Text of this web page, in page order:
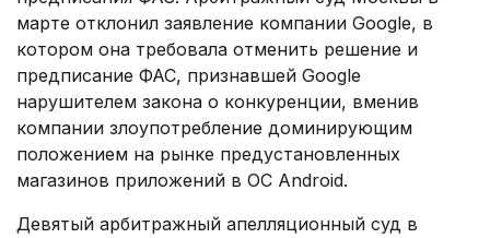
марте отклонил заявление компании Google, в
котором она требовала отменить решение и
предписание ФАС, признавшей Google
нарушителем закона о конкуренции, вменив
компании злоупотребление доминирующим
положением на рынке предустановленных
магазинов приложений в ОС Android.
Девятый арбитражный апелляционный суд в